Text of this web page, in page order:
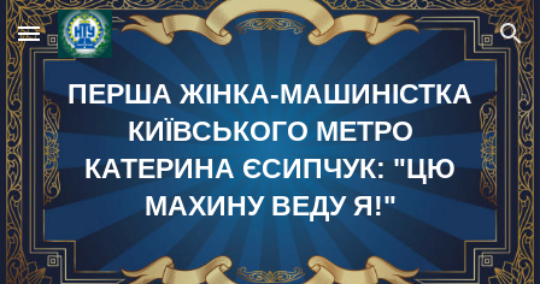
Skip to main content Skip to navigation
ПЕРША ЖІНКА-МАШИНІСТКА
КИЇВСЬКОГО МЕТРО
КАТЕРИНА ЄСИПЧУК: "ЦЮ
МАХИНУ ВЕДУ Я!"